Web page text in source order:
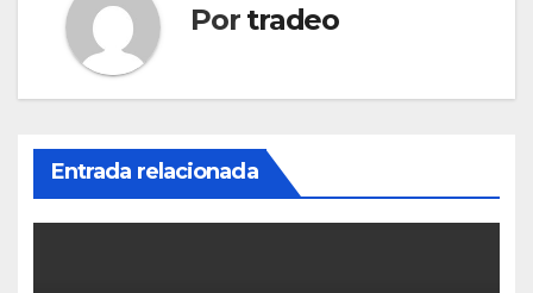
Por tradeo
Entrada relacionada